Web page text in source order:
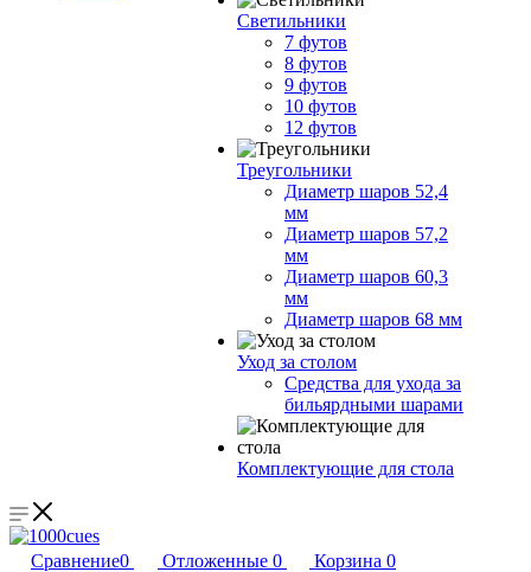
Светильники
7 футов
8 футов
9 футов
10 футов
12 футов
Треугольники
Диаметр шаров 52,4
мм
Диаметр шаров 57,2
мм
Диаметр шаров 60,3
мм
Диаметр шаров 68 мм
Уход за столом
Средства для ухода за
бильярдными шарами
Комплектующие для стола
Сравнение0 Отложенные 0 Корзина 0